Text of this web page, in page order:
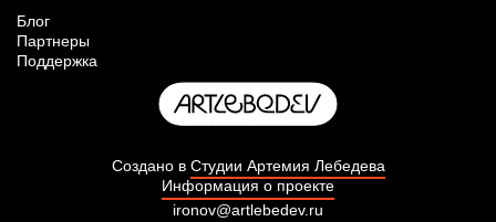
Блог
Партнеры
Поддержка
Создано в Студии Артемия Лебедева
Информация о проекте
ironov@artlebedev.ru